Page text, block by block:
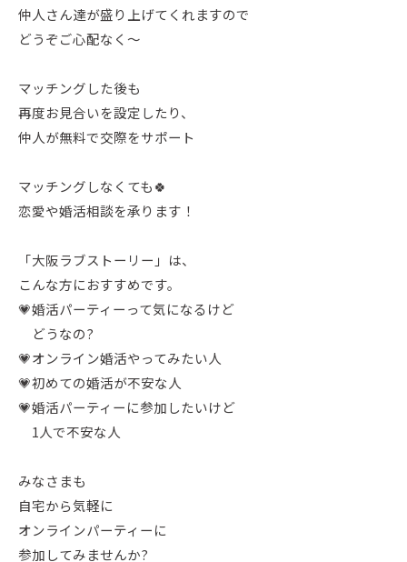
仲人さん達が盛り上げてくれますので
どうぞご心配なく～
マッチングした後も
再度お見合いを設定したり、
仲人が無料で交際をサポート
マッチングしなくても🍀
恋愛や婚活相談を承ります！
「大阪ラブストーリー」は、
こんな方におすすめです。
💗婚活パーティーって気になるけど
どうなの?
💗オンライン婚活やってみたい人
💗初めての婚活が不安な人
💗婚活パーティーに参加したいけど
1人で不安な人
みなさまも
⁡自宅から気軽に⁡
⁡オンラインパーティーに⁡
⁡参加してみませんか?